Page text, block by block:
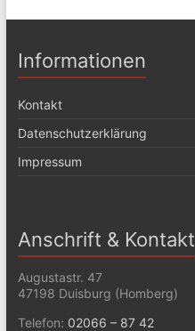
Informationen
Kontakt
Datenschutzerklärung
Impressum
Anschrift & Kontakt
Augustastr. 47
47198 Duisburg (Homberg)
Telefon: 02066 – 87 42